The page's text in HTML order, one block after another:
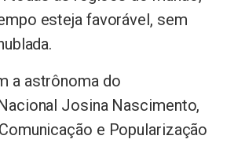
esteja favorável, sem
a astrônoma do
Josina Nascimento,
e Popularização